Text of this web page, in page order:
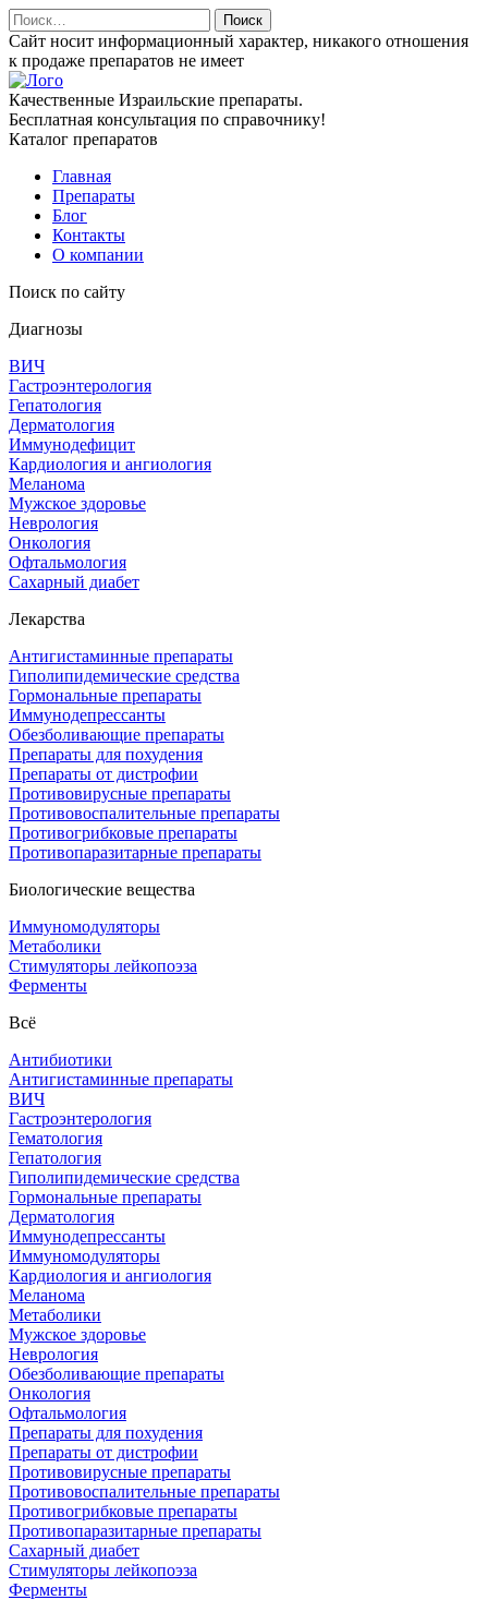
Найти:
Сайт носит информационный характер, никакого отношения
к продаже препаратов не имеет
Качественные Израильские препараты.
Бесплатная консультация по справочнику!
Каталог препаратов
Главная
Препараты
Блог
Контакты
О компании
Поиск по сайту
Диагнозы
ВИЧ
Гастроэнтерология
Гепатология
Дерматология
Иммунодефицит
Кардиология и ангиология
Меланома
Мужское здоровье
Неврология
Онкология
Офтальмология
Сахарный диабет
Лекарства
Антигистаминные препараты
Гиполипидемические средства
Гормональные препараты
Иммунодепрессанты
Обезболивающие препараты
Препараты для похудения
Препараты от дистрофии
Противовирусные препараты
Противовоспалительные препараты
Противогрибковые препараты
Противопаразитарные препараты
Биологические вещества
Иммуномодуляторы
Метаболики
Стимуляторы лейкопоэза
Ферменты
Всё
Антибиотики
Антигистаминные препараты
ВИЧ
Гастроэнтерология
Гематология
Гепатология
Гиполипидемические средства
Гормональные препараты
Дерматология
Иммунодепрессанты
Иммуномодуляторы
Кардиология и ангиология
Меланома
Метаболики
Мужское здоровье
Неврология
Обезболивающие препараты
Онкология
Офтальмология
Препараты для похудения
Препараты от дистрофии
Противовирусные препараты
Противовоспалительные препараты
Противогрибковые препараты
Противопаразитарные препараты
Сахарный диабет
Стимуляторы лейкопоэза
Ферменты